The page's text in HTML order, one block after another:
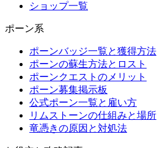
ショップ一覧
ポーン系
ポーンバッジ一覧と獲得方法
ポーンの蘇生方法とロスト
ポーンクエストのメリット
ポーン募集掲示板
公式ポーン一覧と雇い方
リムストーンの仕組みと場所
竜憑きの原因と対処法